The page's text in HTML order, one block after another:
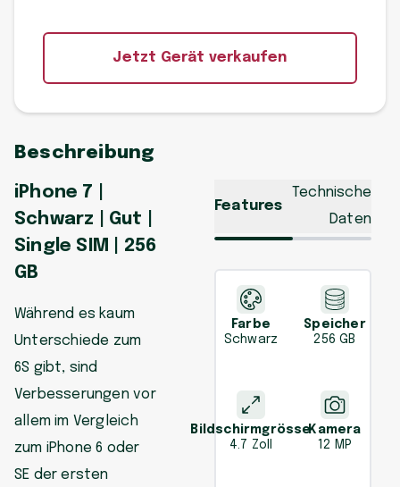
Jetzt Gerät verkaufen
Beschreibung
iPhone 7 |
Schwarz | Gut |
Single SIM | 256
GB
Während es kaum
Unterschiede zum
6S gibt, sind
Verbesserungen vor
allem im Vergleich
zum iPhone 6 oder
SE der ersten
Features
Technische
Daten
Farbe
Schwarz
Speicher
256 GB
Bildschirmgrösse
4.7 Zoll
Kamera
12 MP